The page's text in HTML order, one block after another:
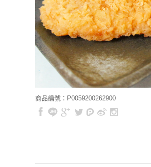
商品編號：P0059200262900